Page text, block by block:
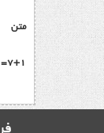
متن
7+1=